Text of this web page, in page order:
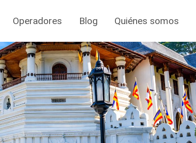
Operadores Blog Quiénes somos